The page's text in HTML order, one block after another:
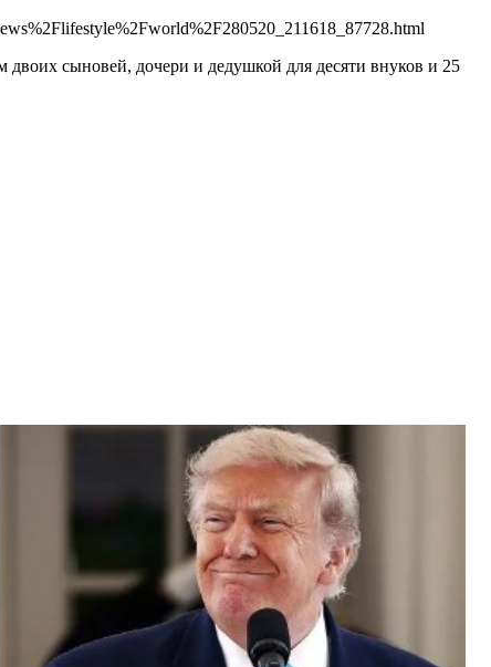
сыновей, дочери и дедушкой для десяти внуков и 25